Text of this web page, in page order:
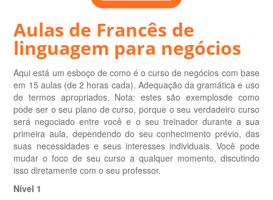
Aulas de Francês de
linguagem para negócios
Aqui está um esboço de como é o curso de negócios com base
em 15 aulas (de 2 horas cada). Adequação da gramática e uso
de termos apropriados. Nota: estes são exemplosde como
pode ser o seu plano de curso, porque o seu verdadeiro curso
será negociado entre você e o seu treinador durante a sua
primeira aula, dependendo do seu conhecimento prévio, das
suas necessidades e seus interesses individuais. Você pode
mudar o foco de seu curso a qualquer momento, discutindo
isso diretamente com o seu professor.
Nível 1